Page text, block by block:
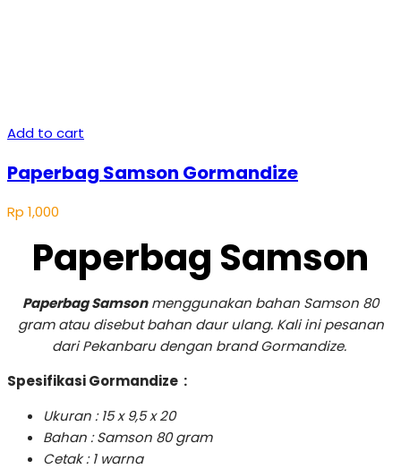
Add to cart
Paperbag Samson Gormandize
Rp 1,000
Paperbag Samson
Paperbag Samsonmenggunakan bahan Samson 80
gram atau disebut bahan daur ulang. Kali ini pesanan
dari Pekanbaru dengan brand Gormandize.
Spesifikasi Gormandize :
Ukuran : 15 x 9,5 x 20
Bahan : Samson 80 gram
Cetak : 1 warna